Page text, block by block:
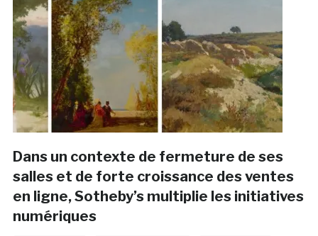
Dans un contexte de fermeture de ses
salles et de forte croissance des ventes
en ligne, Sotheby’s multiplie les initiatives
numériques